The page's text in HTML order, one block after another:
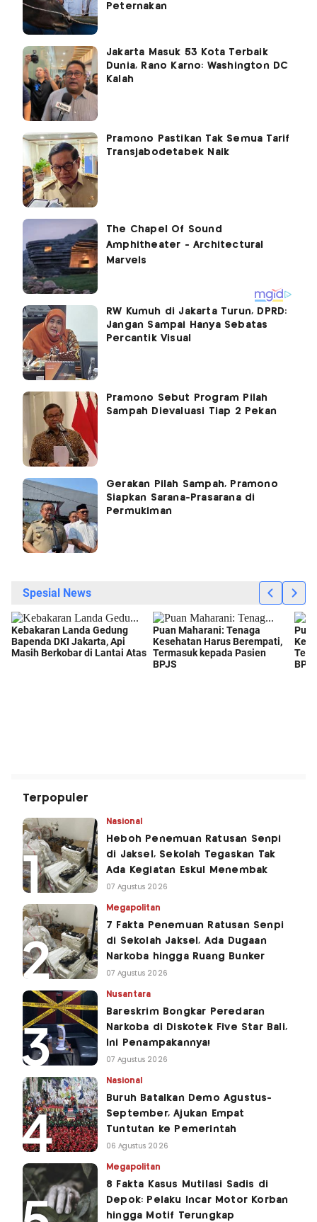
Peternakan
Jakarta Masuk 53 Kota Terbaik
Dunia, Rano Karno: Washington DC
Kalah
Pramono Pastikan Tak Semua Tarif
Transjabodetabek Naik
RW Kumuh di Jakarta Turun, DPRD:
Jangan Sampai Hanya Sebatas
Percantik Visual
Pramono Sebut Program Pilah
Sampah Dievaluasi Tiap 2 Pekan
Gerakan Pilah Sampah, Pramono
Siapkan Sarana-Prasarana di
Permukiman
Terpopuler
Nasional
Heboh Penemuan Ratusan Senpi
di Jaksel, Sekolah Tegaskan Tak
Ada Kegiatan Eskul Menembak
07 Agustus 2026
Megapolitan
7 Fakta Penemuan Ratusan Senpi
di Sekolah Jaksel, Ada Dugaan
Narkoba hingga Ruang Bunker
07 Agustus 2026
Nusantara
Bareskrim Bongkar Peredaran
Narkoba di Diskotek Five Star Bali,
Ini Penampakannya!
07 Agustus 2026
Nasional
Buruh Batalkan Demo Agustus-
September, Ajukan Empat
Tuntutan ke Pemerintah
06 Agustus 2026
Megapolitan
8 Fakta Kasus Mutilasi Sadis di
Depok: Pelaku Incar Motor Korban
hingga Motif Terungkap